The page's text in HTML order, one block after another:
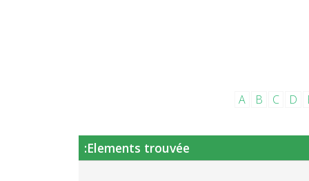
A
B C D
Elements trouvée: